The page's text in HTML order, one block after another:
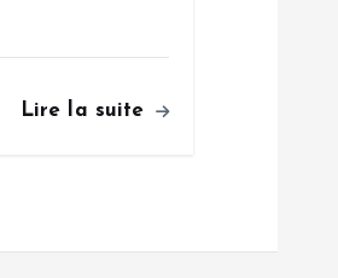
Lire la suite